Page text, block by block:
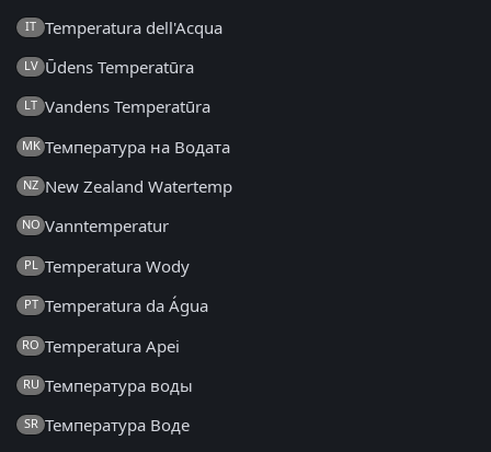
IT Temperatura dell'Acqua
LV Ūdens Temperatūra
LT Vandens Temperatūra
MK Температура на Водата
NZ New Zealand Watertemp
NO Vanntemperatur
PL Temperatura Wody
PT Temperatura da Água
RO Temperatura Apei
RU Температура воды
SR Температура Воде